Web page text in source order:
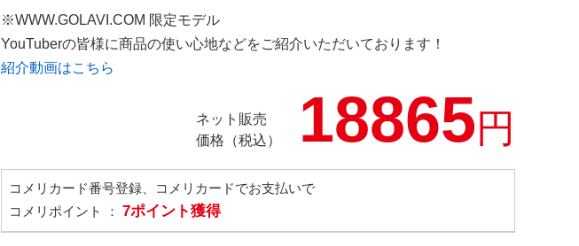
※WWW.GOLAVI.COM 限定モデル
YouTuberの皆様に商品の使い心地などをご紹介いただいております！
紹介動画はこちら
ネット販売
価格（税込）
18865円
コメリカード番号登録、コメリカードでお支払いで
コメリポイント ： 7ポイント獲得